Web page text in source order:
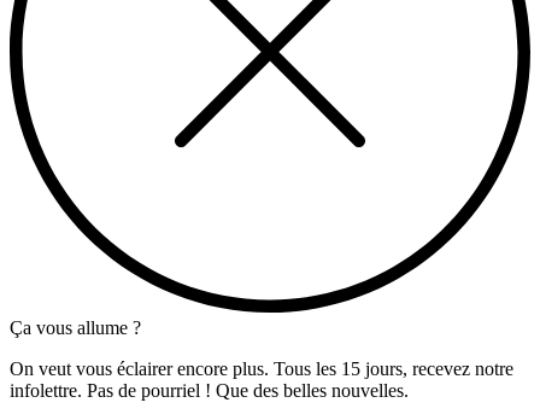
Ça vous allume ?
On veut vous éclairer encore plus. Tous les 15 jours, recevez notre
infolettre. Pas de pourriel ! Que des belles nouvelles.